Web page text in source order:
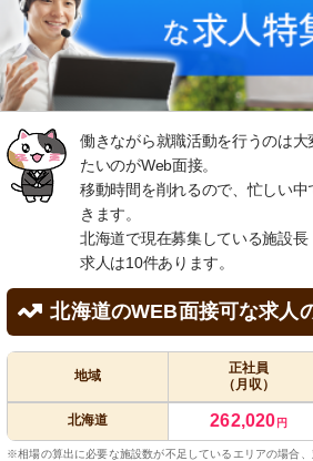
働きながら就職活動を行うのは
たいのがWeb面接。
移動時間を削れるので、忙しい
きます。
北海道で現在募集している施設
求人は10件あります。
北海道のWEB面接可な求人
地域
正社員
（月収）
北海道 262,020 円
※相場の算出に必要な施設数が不足しているエリアの場合